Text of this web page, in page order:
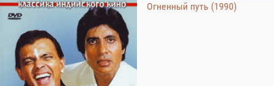
Огненный путь (1990)